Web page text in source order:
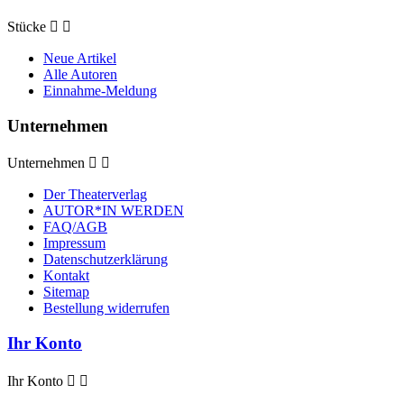
Stücke  
Neue Artikel
Alle Autoren
Einnahme-Meldung
Unternehmen
Unternehmen  
Der Theaterverlag
AUTOR*IN WERDEN
FAQ/AGB
Impressum
Datenschutzerklärung
Kontakt
Sitemap
Bestellung widerrufen
Ihr Konto
Ihr Konto  